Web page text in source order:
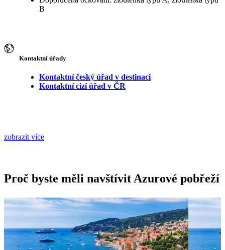
B
Kontaktní úřady
Kontaktní český úřad v destinaci
Kontaktní cizí úřad v ČR
zobrazit více
Proč byste měli navštívit Azurové pobřeží